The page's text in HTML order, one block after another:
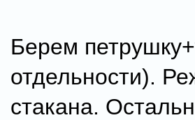
Берем
отдельности).
стакана.